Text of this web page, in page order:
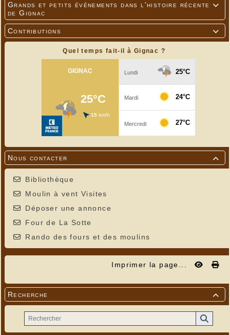

Grands et petits événements dans l'histoire récente
de Gignac

Contributions
Quel temps fait-il à Gignac ?

Nous contacter
Bibliothèque
Moulin à vent Visites
Déposer une annonce
Four de La Sotte
Rando des fours et des moulins
Imprimer la page...

Recherche